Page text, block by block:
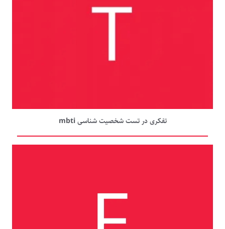
تفکری در تست شخصیت شناسی mbti